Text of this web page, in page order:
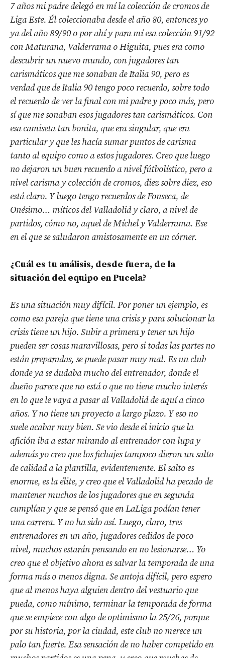
7 años mi padre delegó en mí la colecciónde cromos de
Liga Este. Él coleccionaba desde el año 80, entonces yo
ya del año 89/90 o por ahí y para mí esa colección 91/92
conMaturana, Valderrama o Higuita, pues era como
descubrir un nuevo mundo, con jugadores tan
carismáticos que me sonaban de Italia 90, pero es
verdad que de Italia 90 tengo poco recuerdo, sobre todo
el recuerdo de ver la final con mi padre y poco más, pero
sí que me sonaban esos jugadores tan carismáticos. Con
esa camiseta tan bonita, que era singular, que era
particular yque les hacía sumar puntos de carisma
tanto al equipo como a estos jugadores. Creo que luego
no dejaron un buen recuerdo a nivel fútbolístico, pero a
nivel carisma y colección de cromos, diez sobre diez, eso
está claro. Y luego tengo recuerdos de Fonseca, de
Onésimo… míticos del Valladolidy claro, a nivel de
partidos, cómo no, aquel de Míchel y Valderrama. Ese
en el que se saludaron amistosamenteen un córner.
¿Cuál es tu análisis, desde fuera, de la
situación del equipo en Pucela?
Es una situación muy difícil. Por poner un ejemplo, es
como esa pareja que tiene una crisis y para solucionar la
crisis tiene un hijo. Subir a primera y tener un hijo
pueden ser cosas maravillosas, pero si todas las partes no
están preparadas, se puede pasar muy mal. Es un club
donde ya se dudaba mucho del entrenador, donde el
dueño parece que no está o que no tiene mucho interés
en lo que le vaya a pasar al Valladolid de aquí a cinco
años. Y no tiene un proyecto a largo plazo. Y eso no
suele acabar muy bien. Se vio desde el inicio que la
afición iba a estar mirando al entrenador con lupa y
además yo creo que los fichajes tampoco dieron un salto
de calidad a la plantilla, evidentemente. El salto es
enorme, es la élite, y creo que el Valladolid ha pecado de
mantener muchos de los jugadores que en segunda
cumplían y que se pensó que en LaLiga podían tener
una carrera. Y no ha sido así. Luego, claro, tres
entrenadores en un año, jugadores cedidos de poco
nivel, muchos estarán pensando en no lesionarse… Yo
creo que el objetivo ahora es salvar la temporada de una
forma más o menos digna. Se antoja difícil, pero espero
que al menos haya alguien dentro del vestuario que
pueda, como mínimo, terminar la temporada de forma
que se empiece con algo de optimismo la 25/26, porque
por su historia, por la ciudad, este club no merece un
palo tan fuerte. Esa sensación de no haber competido en